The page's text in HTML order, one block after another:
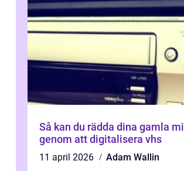
Så kan du rädda dina gamla
genom att digitalisera vhs
11 april 2026
Adam Wallin